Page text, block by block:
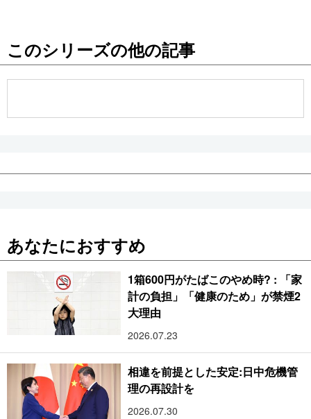
このシリーズの他の記事
あなたにおすすめ
1箱600円がたばこのやめ時? : 「家
計の負担」「健康のため」が禁煙2
大理由
2026.07.23
相違を前提とした安定:日中危機管
理の再設計を
2026.07.30